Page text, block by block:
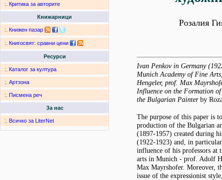
:. Критика за авторите
Книжарници
:. Книжен пазар
:. Книгосвят: сравни цени
Ресурси
:. Каталог за култура
:. Артзона
:. Писмена реч
За нас
:. Всичко за LiterNet
Розалия
Ivan Penkov in Germany
Munich Academy of Fine
Hengeler, prof. Max
Influence on the Formation
the Bulgarian Painterby
The purpose of this paper is
production of the Bulgarian
(1897-1957) created during
(1922-1923) and, in
influence of his professors at
arts in Munich - prof. Adolf
Max Mayrshofer. Moreover,
issue of the expressionist